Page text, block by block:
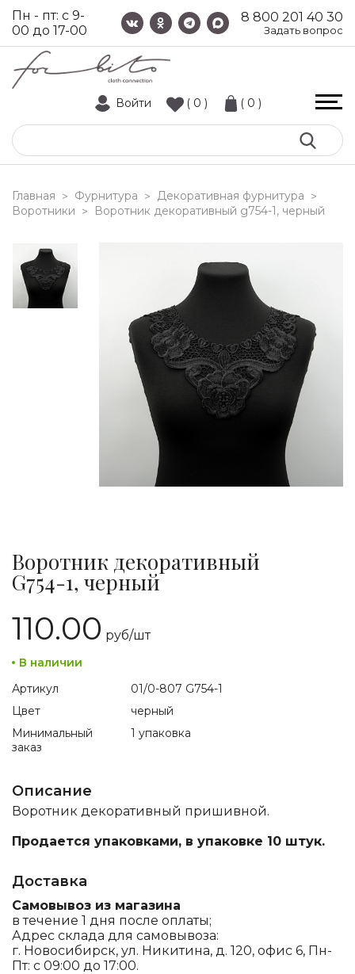
8 800 201 40 30
Задать вопрос
Пн - пт: с 9-
00 до 17-00
Войти ( 0 ) ( 0 )
Главная > Фурнитура > Декоративная фурнитура >
Воротники > воротник декоративный g754-1, черный
Воротник декоративный
G754-1, черный
110.00 руб/шт
В наличии
Артикул
01/0-807 G754-1
Цвет
черный
Минимальный
заказ
1 упаковка
Описание
Воротник декоративный пришивной.
Продается упаковками, в упаковке 10 штук.
Доставка
Самовывоз из магазина
в течение 1 дня после оплаты;
Адрес склада для самовывоза:
г. Новосибирск, ул. Никитина, д. 120, офис 6, Пн-
Пт: с 09:00 до 17:00.